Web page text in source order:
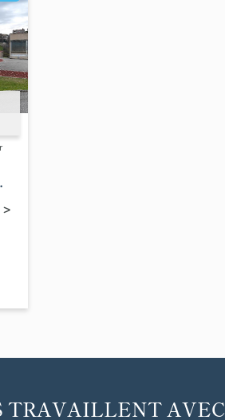
>
TRAVAILLENT AVEC